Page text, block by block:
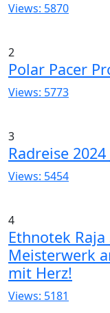
Views: 5870
2
Polar Pacer
Views: 5773
3
Radreise 2024
Views: 5454
4
Ethnotek Raja
Meisterwerk
mit Herz!
Views: 5181